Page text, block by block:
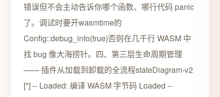
错误但不会主动告诉你哪个函数、哪行代码 panic
了。调试时要开wasmtime的
Config::debug_info(true)否则在几千行 WASM 中
找 bug 像大海捞针。四、第三层生命周期管理
—— 插件从加载到卸载的全流程stateDiagram-v2
[*] -- Loaded: 编译 WASM 字节码 Loaded --